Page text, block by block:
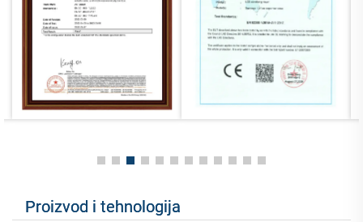
Proizvod i tehnologija